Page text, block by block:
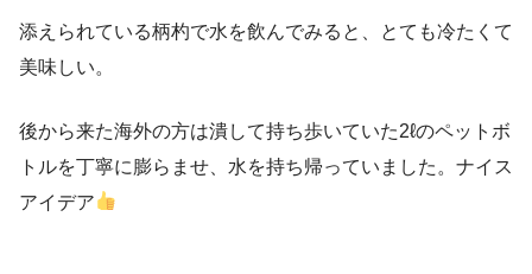
添えられている柄杓で水を飲んでみると、とても冷たくて
美味しい。
後から来た海外の方は潰して持ち歩いていた2ℓのペットボ
トルを丁寧に膨らませ、水を持ち帰っていました。ナイス
アイデア